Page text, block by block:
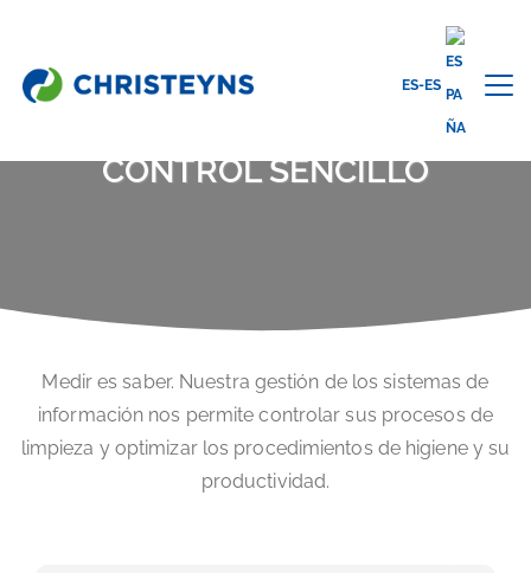
ES-ES
Home
CONTROL SENCILLO
Medir es saber. Nuestra gestión de los sistemas de
información nos permite controlar sus procesos de
limpieza y optimizar los procedimientos de higiene y su
productividad.